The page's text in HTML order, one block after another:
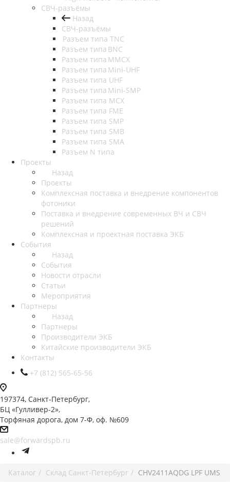
СВЧ-разъёмы
Назад
СВЧ-разъёмы
Разъем типа TNC
Разъем типа BNC
Разъем типа MMCX
Разъем типа Mini-UHF
Разъем типа UHF
Разъем типа Mini-SMP
Разъем типа MCX
Разъем типа FME
Разъем типа SMP
Разъем типа SMB
Разъем типа SMA
Разъем N типа
Проекты
Назад
Проекты
Комплексная поставка и внедрение компонентов
фотоники
Поставка и внедрение современных ВЧ и СВЧ
решений
Комплексная и проектная поставка ЭКБ
События
Назад
События
Новости отрасли
Статьи
Мероприятия
Партнеры
Назад
Партнеры
Производители ЭКБ
Китайские производители ЭКБ
Контакты
+7 (812) 565-65-56
197374, Санкт-Петербург,
БЦ «Гулливер-2»,
Торфяная дорога, дом 7-Ф, оф. №609
sale@forwardspb.ru
Каталог Cклад Санкт-Петербург CHV2411AQDG LPF UMS